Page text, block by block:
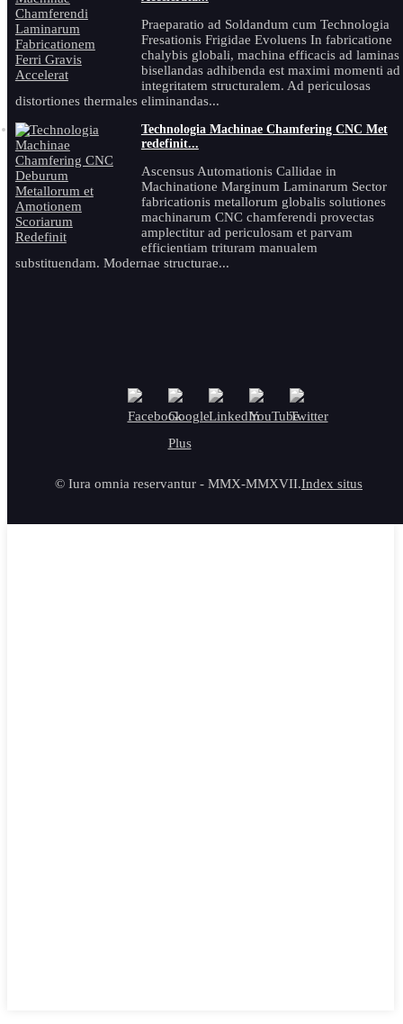
Praeparatio ad Soldandum cum Technologia
Fresationis Frigidae Evoluens In fabricatione
chalybis globali, machina efficacis ad laminas
bisellandas adhibenda est maximi momenti ad
integritatem structuralem. Ad periculosas
distortiones thermales eliminandas...
Technologia Machinae Chamfering CNC Met
redefinit...
Ascensus Automationis Callidae in
Machinatione Marginum Laminarum Sector
fabricationis metallorum globalis solutiones
machinarum CNC chamferendi provectas
amplectitur ad periculosam et parvam
efficientiam trituram manualem
substituendam. Modernae structurae...
© Iura omnia reservantur - MMX-MMXVII.Index situs